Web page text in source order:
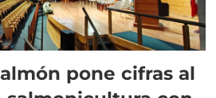
pone cifras al